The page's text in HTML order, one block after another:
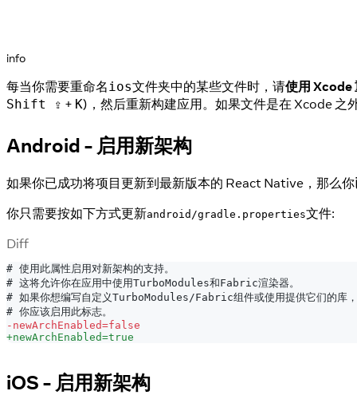
info
每当你需要重命名ios文件夹中的某些文件时，请使用 Xcode
Shift ⇪ + K)，然后重新构建应用。如果文件是在 Xcode 之
Android - 启用新架构
如果你已成功将项目更新到最新版本的 React Native，那么你
你只需要按如下方式更新android/gradle.properties文件:
Diff
# 使用此属性启用对新架构的支持。
# 这将允许你在应用中使用TurboModules和Fabric渲染器。
# 如果你想编写自定义TurboModules/Fabric组件或使用提供它们的库，
# 你应该启用此标志。
- newArchEnabled=false
+newArchEnabled=true
iOS - 启用新架构